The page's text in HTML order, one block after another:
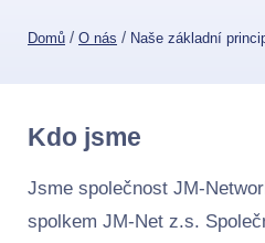
Domů / O nás / Naše základní
Kdo jsme
Jsme společnost JM-
spolkem JM-Net z.s.